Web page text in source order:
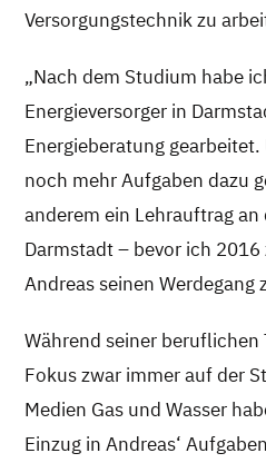
Versorgungstechnik zu
„Nach dem Studium habe
Energieversorger in
Energieberatung
noch mehr Aufgaben dazu
anderem ein Lehrauftrag
Darmstadt – bevor ich 2016
Andreas seinen Werdegang
Während seiner beruflichen
Fokus zwar immer auf der
Medien Gas und Wasser
Einzug in Andreas‘